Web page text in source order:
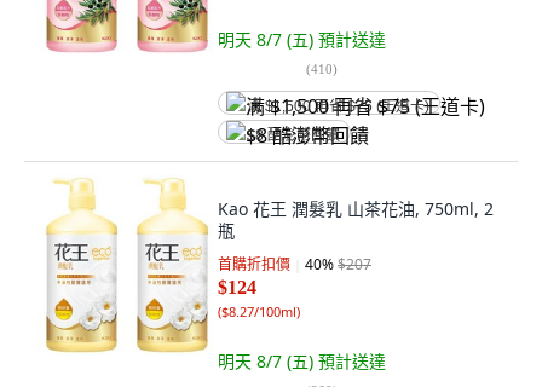
明天 8/7 (五) 預計送達
(410)
满 $1,500 再省 $75 (王道卡)
$8 酷澎幣回饋
Kao 花王 潤髮乳 山茶花油, 750ml, 2
瓶
首購折扣價 40%$207
$124
($8.27/100ml)
明天 8/7 (五) 預計送達